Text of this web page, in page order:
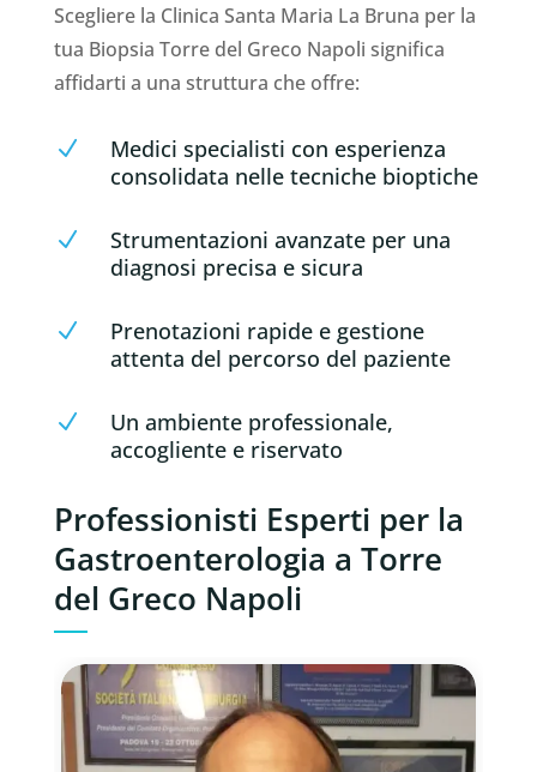
Scegliere la Clinica Santa Maria La Bruna per la
tua Biopsia Torre del Greco Napoli significa
affidarti a una struttura che offre:
N
Medici specialisti con esperienza
consolidata nelle tecniche bioptiche
N
Strumentazioni avanzate per una
diagnosi precisa e sicura
N
Prenotazioni rapide e gestione
attenta del percorso del paziente
N
Un ambiente professionale,
accogliente e riservato
Professionisti Esperti per la
Gastroenterologia a Torre
del Greco Napoli